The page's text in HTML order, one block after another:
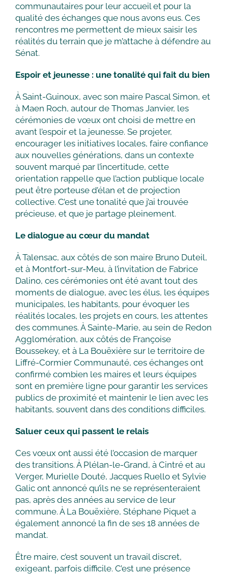
communautaires pour leur accueil et pour la
qualité des échanges que nous avons eus. Ces
rencontres me permettent de mieux saisir les
réalités du terrain que je m’attache à défendre au
Sénat.
Espoir et jeunesse : une tonalité qui fait du bien
À Saint-Guinoux, avec son maire Pascal Simon, et
à Maen Roch, autour de Thomas Janvier, les
cérémonies de vœux ont choisi de mettre en
avant l’espoir et la jeunesse. Se projeter,
encourager les initiatives locales, faire confiance
aux nouvelles générations, dans un contexte
souvent marqué par l’incertitude, cette
orientation rappelle que l’action publique locale
peut être porteuse d’élan et de projection
collective. C’est une tonalité que j’ai trouvée
précieuse, et que je partage pleinement.
Le dialogue au cœur du mandat
À Talensac, aux côtés de son maire Bruno Duteil,
et à Montfort-sur-Meu, à l’invitation de Fabrice
Dalino, ces cérémonies ont été avant tout des
moments de dialogue, avec les élus, les équipes
municipales, les habitants, pour évoquer les
réalités locales, les projets en cours, les attentes
des communes. À Sainte-Marie, au sein de Redon
Agglomération, aux côtés de Françoise
Boussekey, et à La Bouëxière sur le territoire de
Liffré-Cormier Communauté, ces échanges ont
confirmé combien les maires et leurs équipes
sont en première ligne pour garantir les services
publics de proximité et maintenir le lien avec les
habitants, souvent dans des conditions difficiles.
Saluer ceux qui passent le relais
Ces vœux ont aussi été l’occasion de marquer
des transitions. À Plélan-le-Grand, à Cintré et au
Verger, Murielle Douté, Jacques Ruello et Sylvie
Galic ont annoncé qu’ils ne se représenteraient
pas, après des années au service de leur
commune. À La Bouëxière, Stéphane Piquet a
également annoncé la fin de ses 18 années de
mandat.
Être maire, c’est souvent un travail discret,
exigeant, parfois difficile. C’est une présence